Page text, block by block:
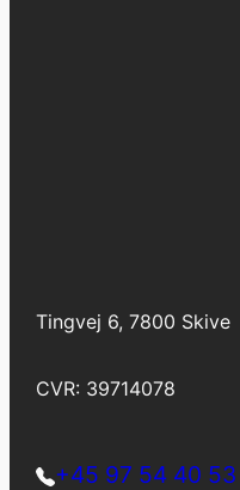
Tingvej 6, 7800 Skive
CVR: 39714078
+45 97 54 40 53